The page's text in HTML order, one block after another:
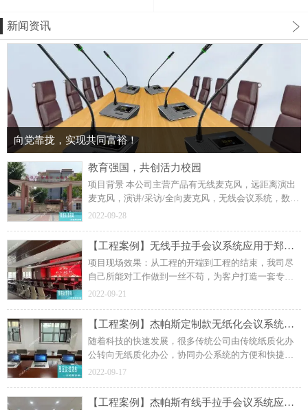
新闻资讯
向党靠拢，实现共同富裕！
教育强国，共创活力校园
项目背景 本公司主营产品有无线麦克风，远距离演出
麦克风，演讲/采访/全向麦克风，无线会议系统，数字
网络会议系统，无纸化会议系统，中控/矩阵会议系
2022-09-28
【工程案例】无线手拉手会议系统应用于郑州某综合利用研究所
项目现场效果：从工程的开端到工程的结束，我司尽
自己所能对工作做到一丝不苟，为客户打造一套专属
于会议现场的设备；4、会议音响扩声系统； 杰帕斯音
2022-09-21
【工程案例】杰帕斯定制款无纸化会议系统应用于某企业单位
随着科技的快速发展，很多传统公司由传统纸质化办
公转向无纸质化办公，协同办公系统的方便和快捷也
在日常办公中得以体现；2、无纸化多媒体会议系统；
统；
2022-09-17
【工程案例】杰帕斯有线手拉手会议系统应用于某市人民检察院